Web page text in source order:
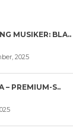
MUSIKER: BLA..
2025
– PREMIUM-S..